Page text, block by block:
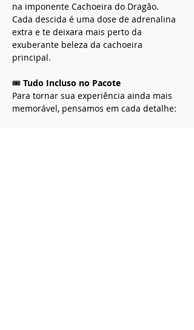
na imponente Cachoeira do Dragão.
Cada descida é uma dose de adrenalina
extra e te deixara mais perto da
exuberante beleza da cachoeira
principal.
🎟️ Tudo Incluso no Pacote
Para tornar sua experiência ainda mais
memorável, pensamos em cada detalhe: